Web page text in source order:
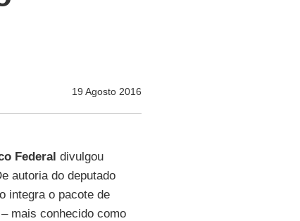
19 Agosto 2016
Federal divulgou
autoria do deputado
integra o pacote de
mais conhecido como